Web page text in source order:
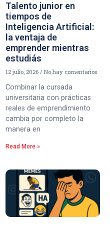
Talento junior en
tiempos de
Inteligencia Artificial:
la ventaja de
emprender mientras
estudiás
12 julio, 2026 No hay comentarios
Combinar la cursada
universitaria con prácticas
reales de emprendimiento
cambia por completo la
manera en
Read More »